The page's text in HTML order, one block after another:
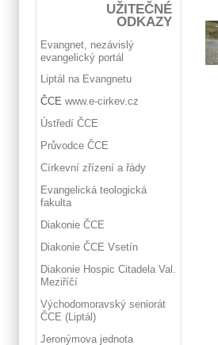
UŽITEČNÉ
ODKAZY
Evangnet, nezávislý
evangelický portál
Liptál na Evangnetu
ČCE www.e-cirkev.cz
Ústředí ČCE
Průvodce ČCE
Církevní zřízení a řády
Evangelická teologická
fakulta
Diakonie ČCE
Diakonie ČCE Vsetín
Diakonie Hospic Citadela Val.
Meziříčí
Východomoravský seniorát
ČCE (Liptál)
Jeronýmova jednota